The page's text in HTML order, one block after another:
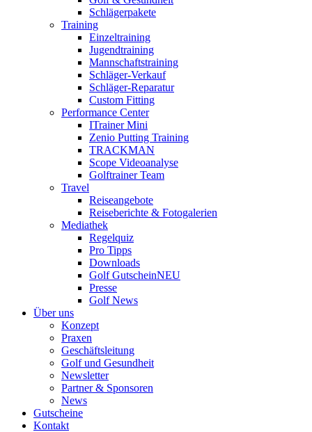
Schlägerpakete
Training
Einzeltraining
Jugendtraining
Mannschaftstraining
Schläger-Verkauf
Schläger-Reparatur
Custom Fitting
Performance Center
ITrainer Mini
Zenio Putting Training
TRACKMAN
Scope Videoanalyse
Golftrainer Team
Travel
Reiseangebote
Reiseberichte & Fotogalerien
Mediathek
Regelquiz
Pro Tipps
Downloads
Golf GutscheinNEU
Presse
Golf News
Über uns
Konzept
Praxen
Geschäftsleitung
Golf und Gesundheit
Newsletter
Partner & Sponsoren
News
Gutscheine
Kontakt